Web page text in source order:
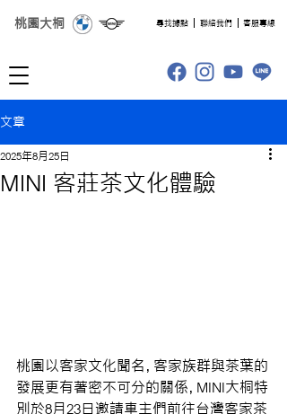
桃園大桐 ​尋找據點 聯絡我們 客服專線
文章
MINI 客莊茶文化體驗
2025年8月25日
桃園以客家文化聞名，客家族群與茶葉的
發展更有著密不可分的關係，MINI大桐特
別於8月23日邀請車主們前往台灣客家茶